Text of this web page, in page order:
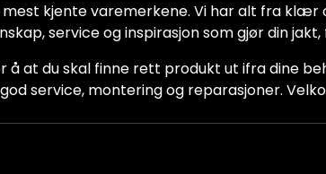
kjente varemerkene. Vi har alt fra klær
service og inspirasjon som gjør din
at du skal finne rett produkt ut ifra dine
service, montering og reparasjoner.